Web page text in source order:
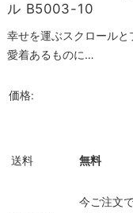
ル B5003-10
幸せを運ぶスクロール
愛着あるものに…
価格:
送料 無料
今ご注文